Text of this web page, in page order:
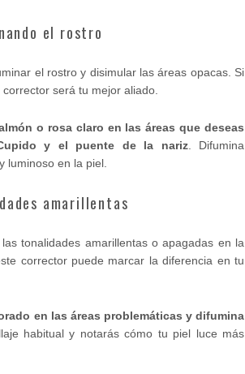
el rostro
el rostro y disimular las áreas opacas. Si
será tu mejor aliado.
o rosa claro en las áreas que deseas
y el puente de la nariz. Difumina
luminoso en la piel.
amarillentas
tonalidades amarillentas o apagadas en la
corrector puede marcar la diferencia en tu
en las áreas problemáticas y difumina
habitual y notarás cómo tu piel luce más